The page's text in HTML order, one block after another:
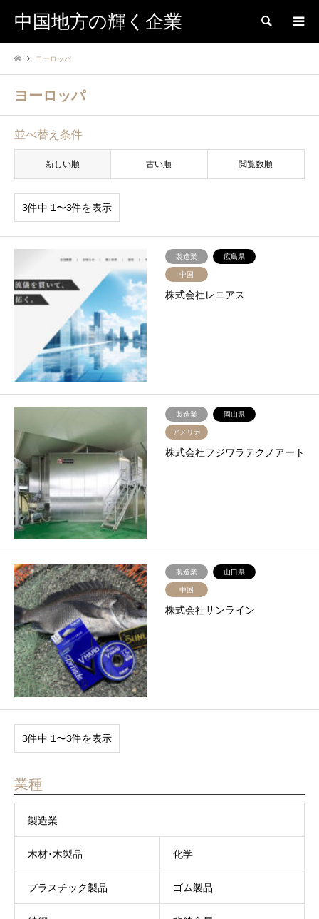
中国地方の輝く企業 検索
ヨーロッパ
ヨーロッパ
並べ替え条件
新しい順 古い順 閲覧数順
3件中 1〜3件を表示
製造業 広島県
中国
株式会社レニアス
製造業 岡山県
アメリカ
株式会社フジワラテクノアート
製造業 山口県
中国
株式会社サンライン
3件中 1〜3件を表示
業種
製造業
木材･木製品 化学
プラスチック製品 ゴム製品